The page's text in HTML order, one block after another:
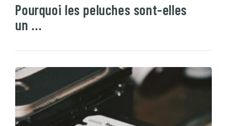
Pourquoi les peluches sont-elles
un …